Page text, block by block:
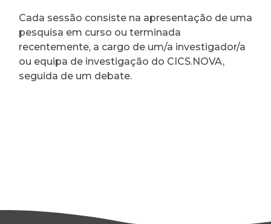
Cada sessão consiste na apresentação de uma
pesquisa em curso ou terminada
recentemente, a cargo de um/a investigador/a
ou equipa de investigação do CICS.NOVA,
seguida de um debate.